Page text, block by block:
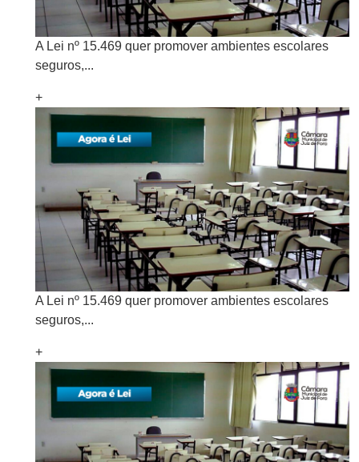
A Lei nº 15.469 quer promover ambientes escolares
seguros,...
+
A Lei nº 15.469 quer promover ambientes escolares
seguros,...
+